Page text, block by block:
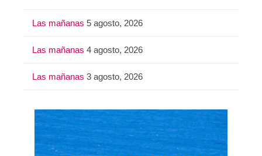
Las mañanas 5 agosto, 2026
Las mañanas 4 agosto, 2026
Las mañanas 3 agosto, 2026